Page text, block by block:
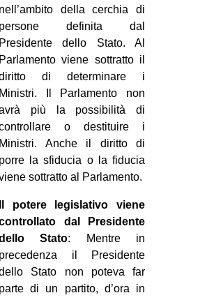
nell’ambito della cerchia di
persone definita dal
Presidente dello Stato. Al
Parlamento viene sottratto il
di determinare i
Ministri. Il Parlamento non
più la possibilità di
o destituire i
Ministri. Anche il diritto di
porre la sfiducia o la fiducia
sottratto al Parlamento.
Il potere legislativo viene
dal Presidente
Stato: Mentre in
precedenza il Presidente
Stato non poteva far
parte di un partito, d’ora in